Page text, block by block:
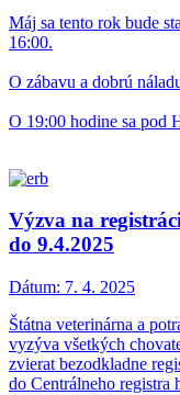
Máj sa tento rok bude
16:00.
O zábavu a dobrú
O 19:00 hodine sa pod
Výzva na
do 9.4.2025
Dátum: 7. 4. 2025
Štátna veterinárna a
vyzýva všetkých
zvierat bezodkladne
do Centrálneho registra